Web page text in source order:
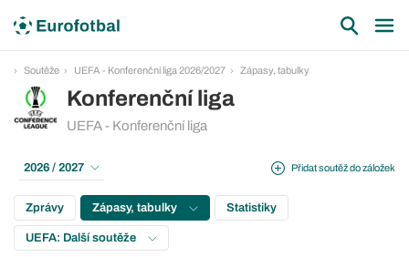
Soutěže UEFA - Konferenční liga 2026/2027 Zápasy, tabulky
Konferenční liga
UEFA - Konferenční liga
Přidat soutěž do záložek
2026 / 2027
Zprávy Zápasy, tabulky Statistiky
UEFA: Další soutěže